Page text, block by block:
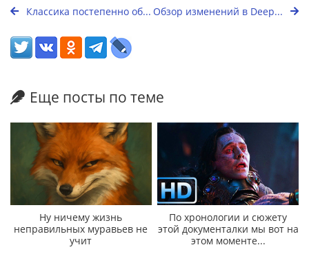
Классика постепенно об... Обзор изменений в Deep...
Еще посты по теме
Ну ничему жизнь
неправильных муравьев не
учит
По хронологии и сюжету
этой документалки мы вот на
этом моменте...